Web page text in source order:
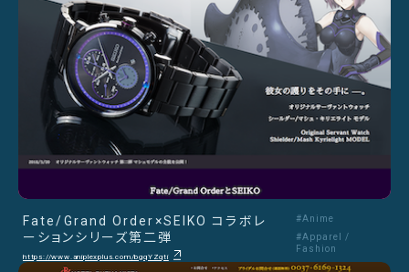
Fate/Grand Order×SEIKO コラボレ
ーションシリーズ第二弾
https://www.aniplexplus.com/bgqYZqti
#Anime
#Apparel /
Fashion